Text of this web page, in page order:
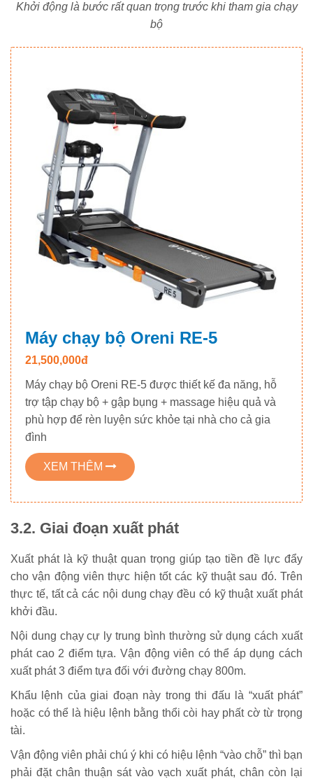
Khởi động là bước rất quan trọng trước khi tham gia chạy
bộ
Máy chạy bộ Oreni RE-5
21,500,000đ
Máy chạy bộ Oreni RE-5 được thiết kế đa năng, hỗ
trợ tập chạy bộ + gập bụng + massage hiệu quả và
phù hợp để rèn luyện sức khỏe tại nhà cho cả gia
đình
XEM THÊM
3.2. Giai đoạn xuất phát
Xuất phát là kỹ thuật quan trọng giúp tạo tiền đề lực đẩy
cho vận động viên thực hiện tốt các kỹ thuật sau đó. Trên
thực tế, tất cả các nội dung chạy đều có kỹ thuật xuất phát
khởi đầu.
Nội dung chạy cự ly trung bình thường sử dụng cách xuất
phát cao 2 điểm tựa. Vận động viên có thể áp dụng cách
xuất phát 3 điểm tựa đối với đường chạy 800m.
Khẩu lệnh của giai đoạn này trong thi đấu là “xuất phát”
hoặc có thể là hiệu lệnh bằng thổi còi hay phất cờ từ trọng
tài.
Vận động viên phải chú ý khi có hiệu lệnh “vào chỗ” thì bạn
phải đặt chân thuận sát vào vạch xuất phát, chân còn lại